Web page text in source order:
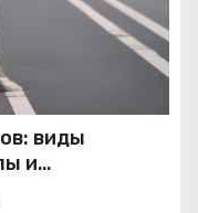
виды
и